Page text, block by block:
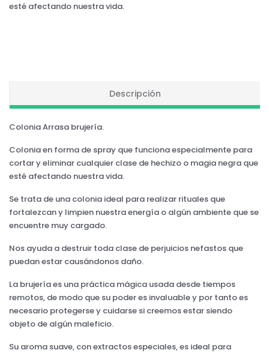
esté afectando nuestra vida.
Descripción
Colonia Arrasa brujería.
Colonia en forma de spray que funciona especialmente para
cortar y eliminar cualquier clase de hechizo o magia negra que
esté afectando nuestra vida.
Se trata de una colonia ideal para realizar rituales que
fortalezcan y limpien nuestra energía o algún ambiente que se
encuentre muy cargado.
Nos ayuda a destruir toda clase de perjuicios nefastos que
puedan estar causándonos daño.
La brujería es una práctica mágica usada desde tiempos
remotos, de modo que su poder es invaluable y por tanto es
necesario protegerse y cuidarse si creemos estar siendo
objeto de algún maleficio.
Su aroma suave, con extractos especiales, es ideal para